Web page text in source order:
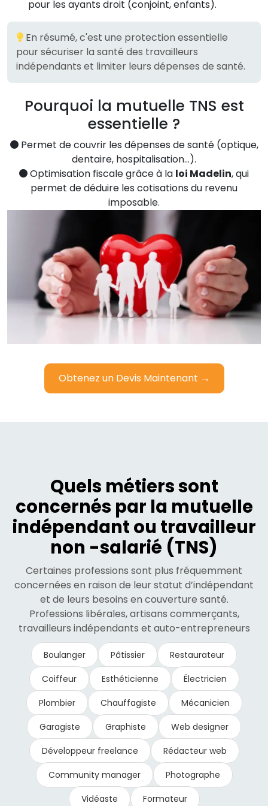
pour les ayants droit (conjoint, enfants).
En résumé, c'est une protection essentielle
pour sécuriser la santé des travailleurs
indépendants et limiter leurs dépenses de santé.
Pourquoi la mutuelle TNS est
essentielle ?
Permet de couvrir les dépenses de santé (optique,
dentaire, hospitalisation…).
Optimisation fiscale grâce à la loi Madelin, qui
permet de déduire les cotisations du revenu
imposable.
Obtenez un Devis Maintenant →
Quels métiers sont
concernés par la mutuelle
indépendant ou travailleur
non -salarié (TNS)
Certaines professions sont plus fréquemment
concernées en raison de leur statut d’indépendant
et de leurs besoins en couverture santé.
Professions libérales, artisans commerçants,
travailleurs indépendants et auto-entrepreneurs
Boulanger Pâtissier
Restaurateur
Coiffeur
Esthéticienne
Électricien
Plombier
Chauffagiste
Mécanicien
Garagiste
Graphiste
Web designer
Développeur freelance
Rédacteur web
Community manager
Photographe
Vidéaste
Formateur